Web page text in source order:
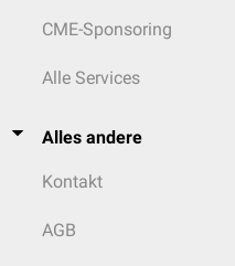
CME-Sponsoring
Alle Services
Alles andere
Kontakt
AGB